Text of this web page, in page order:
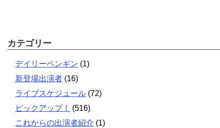
カテゴリー
デイリーペンギン (1)
新登場出演者 (16)
ライブスケジュール (72)
ピックアップ！
(516)
これからの出演者紹介 (1)